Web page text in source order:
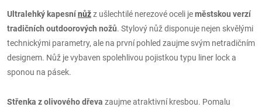
Ultralehký kapesnínůžz ušlechtilé nerezové oceli jeměstskou verzí
tradičních outdoorových nožů. Stylový nůž disponuje nejen skvělými
technickými parametry, ale na první pohled zaujme svým netradičním
designem. Nůž je vybaven spolehlivou pojistkou typu liner lock a
sponou na pásek.
Střenka z olivového dřeva zaujme atraktivní kresbou. Pomalu